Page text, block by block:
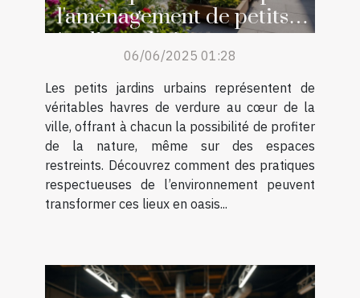
l'aménagement de petits
jardins urbains
06/06/2025 01:28
Les petits jardins urbains représentent de
véritables havres de verdure au cœur de la
ville, offrant à chacun la possibilité de profiter
de la nature, même sur des espaces
restreints. Découvrez comment des pratiques
respectueuses de l’environnement peuvent
transformer ces lieux en oasis...